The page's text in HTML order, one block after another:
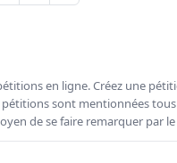
en ligne. Créez une
sont mentionnées
de se faire remarquer par